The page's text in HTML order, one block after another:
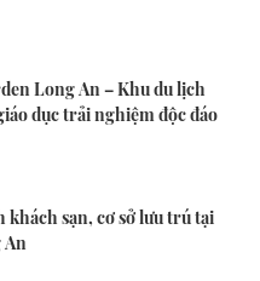
Long An – Khu du lịch
dục trải nghiệm độc đáo
khách sạn, cơ sở lưu trú tại
An